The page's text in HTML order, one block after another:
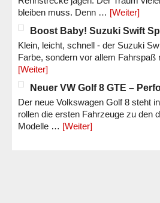
bleiben muss. Denn … [Weiter]
Boost Baby! Suzuki Swift
Klein, leicht, schnell - der Suzuki
Farbe, sondern vor allem
[Weiter]
Neuer VW Golf 8 GTE –
Der neue Volkswagen Golf 8 steht
rollen die ersten Fahrzeuge zu den
Modelle … [Weiter]